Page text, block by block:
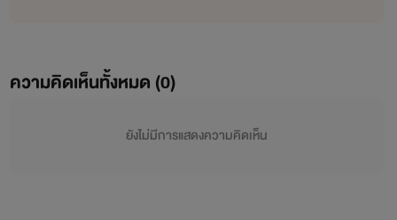
ความคิดเห็นทั้งหมด (0)
ยังไม่มีการแสดงความคิดเห็น